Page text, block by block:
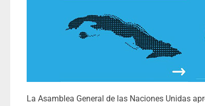
La Asamblea General de las Naciones Unidas